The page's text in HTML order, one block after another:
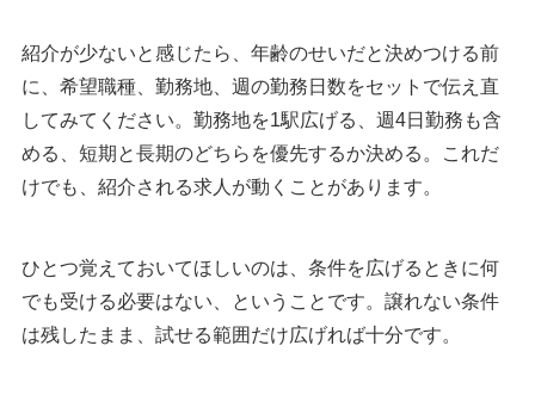
紹介が少ないと感じたら、年齢のせいだと決めつける前
に、希望職種、勤務地、週の勤務日数をセットで伝え直
してみてください。勤務地を1駅広げる、週4日勤務も含
める、短期と長期のどちらを優先するか決める。これだ
けでも、紹介される求人が動くことがあります。
ひとつ覚えておいてほしいのは、条件を広げるときに何
でも受ける必要はない、ということです。譲れない条件
は残したまま、試せる範囲だけ広げれば十分です。